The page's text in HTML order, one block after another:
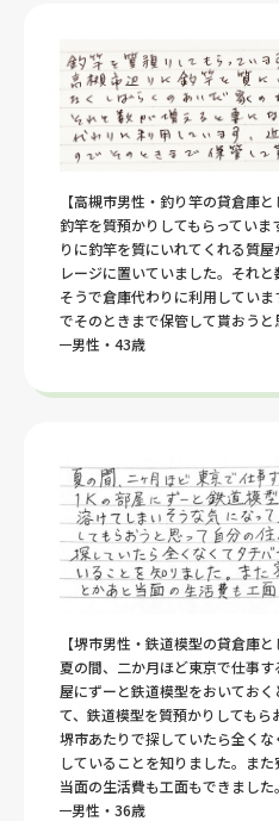
【高槻市男性・釣り竿の貸倉庫と
釣竿を質預かりしてもらってい
りに釣竿を質にいれてくれる質
レージに置いていました。それ
そうで倉庫代わりに利用してい
でそのときまで保管して貰おうと
男性・43歳
【堺市男性・鉄道模型の貸倉庫と
夏の間、二か月ほど東京で仕事
屋にずーと鉄道模型をおいてお
て、鉄道模型を質預かりしてもら
堺市あたりで探していたら全く
していることを知りました。ま
当面の生活費も工面もできました
男性・36歳